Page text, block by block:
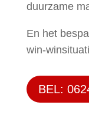
duurzame
En het
win-
BEL: